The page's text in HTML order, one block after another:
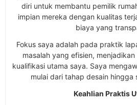
diri untuk membantu pemilik
impian mereka dengan kualitas
biaya yang
Fokus saya adalah pada praktik
masalah yang efisien,
kualifikasi utama saya. Saya
mulai dari tahap desain hingga
Keahlian Praktis